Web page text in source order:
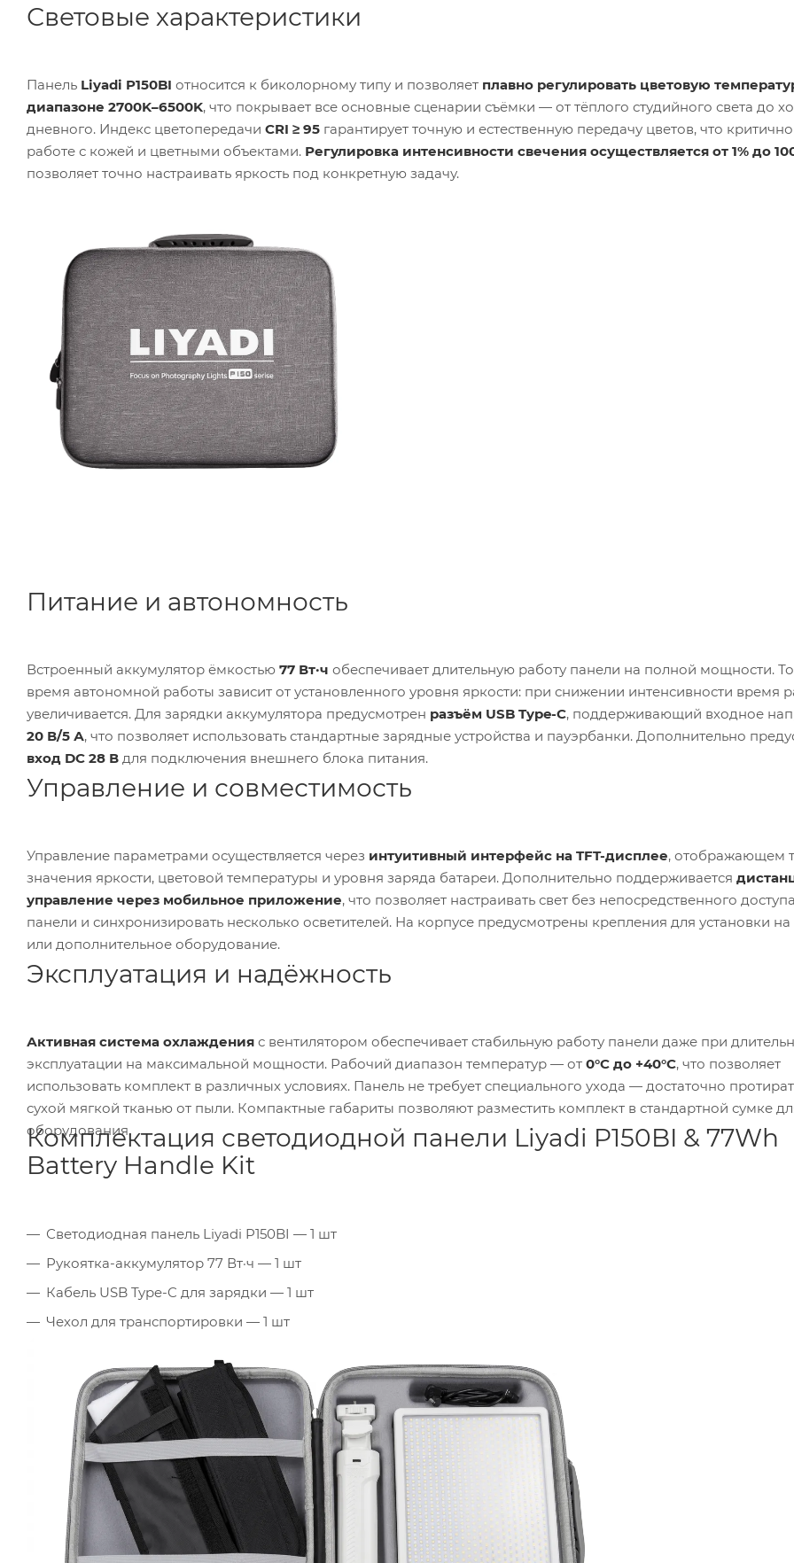
Световые характеристики
Панель Liyadi P150BI относится к биколорному типу и позволяет плавно регулировать цветовую
диапазоне 2700K–6500K, что покрывает все основные сценарии съёмки — от тёплого студийного света до
дневного. Индекс цветопередачи CRI ≥ 95 гарантирует точную и естественную передачу цветов, что
работе с кожей и цветными объектами. Регулировка интенсивности свечения осуществляется от 1% до
позволяет точно настраивать яркость под конкретную задачу.
Питание и автономность
Встроенный аккумулятор ёмкостью 77 Вт·ч обеспечивает длительную работу панели на полной мощности.
время автономной работы зависит от установленного уровня яркости: при снижении интенсивности время
увеличивается. Для зарядки аккумулятора предусмотрен разъём USB Type-C, поддерживающий входное
20 В/5 А, что позволяет использовать стандартные зарядные устройства и пауэрбанки. Дополнительно
вход DC 28 В для подключения внешнего блока питания.
Управление и совместимость
Управление параметрами осуществляется через интуитивный интерфейс на TFT-дисплее, отображающем
значения яркости, цветовой температуры и уровня заряда батареи. Дополнительно поддерживается
управление через мобильное приложение, что позволяет настраивать свет без непосредственного
панели и синхронизировать несколько осветителей. На корпусе предусмотрены крепления для установки на
или дополнительное оборудование.
Эксплуатация и надёжность
Активная система охлаждения с вентилятором обеспечивает стабильную работу панели даже при
эксплуатации на максимальной мощности. Рабочий диапазон температур — от 0°C до +40°C, что позволяет
использовать комплект в различных условиях. Панель не требует специального ухода — достаточно
сухой мягкой тканью от пыли. Компактные габариты позволяют разместить комплект в стандартной сумке
оборудования.
Комплектация светодиодной панели Liyadi P150BI & 77Wh
Battery Handle Kit
Светодиодная панель Liyadi P150BI — 1 шт
Рукоятка-аккумулятор 77 Вт·ч — 1 шт
Кабель USB Type-C для зарядки — 1 шт
Чехол для транспортировки — 1 шт